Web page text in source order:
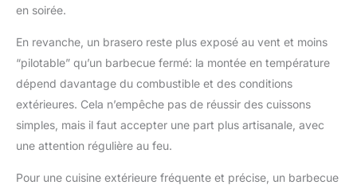
étincelles - Poids total :
9,3 kg - Dimensions du
brasero après
46 cm - Diamètre du
filet de barbecue : 60
cm et les tisonnier L x
humanisée: Le brasero
en soirée.
En revanche, un brasero reste plus exposé au vent et moins
“pilotable” qu’un barbecue fermé: la montée en température
dépend davantage du combustible et des conditions
extérieures. Cela n’empêche pas de réussir des cuissons
simples, mais il faut accepter une part plus artisanale, avec
une attention régulière au feu.
Pour une cuisine extérieure fréquente et précise, un barbecue